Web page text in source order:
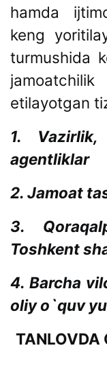
hamda
keng
turmushida
etilayotgan
1.
agentliklar
2. Jamoat
3.
Toshkent
4. Barcha
oliy o`quv
TANLOVDA